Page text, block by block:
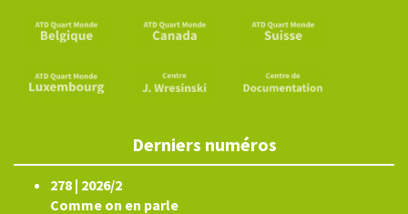
Derniers numéros
278 | 2026/2
Comme on en parle